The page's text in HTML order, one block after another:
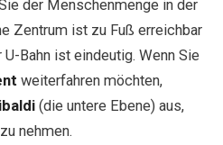
der Menschenmenge in der
Zentrum ist zu Fuß erreichbar
Bahn ist eindeutig. Wenn Sie
weiterfahren möchten,
(die untere Ebene) aus,
nehmen.